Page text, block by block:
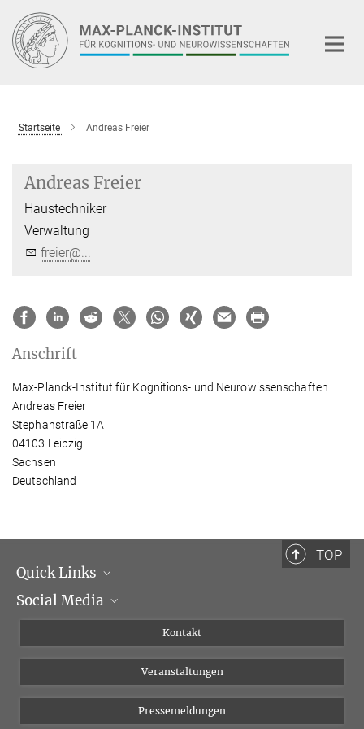
Hauptinhalt
Startseite Andreas Freier
Andreas Freier
Haustechniker
Verwaltung
freier@...
Anschrift
Max-Planck-Institut für Kognitions- und Neurowissenschaften
Andreas Freier
Stephanstraße 1A
04103 Leipzig
Sachsen
Deutschland
TOP
Quick Links
Institutsleitung
Social Media
YouTube
Kontakt
Veranstaltungen
Pressemeldungen